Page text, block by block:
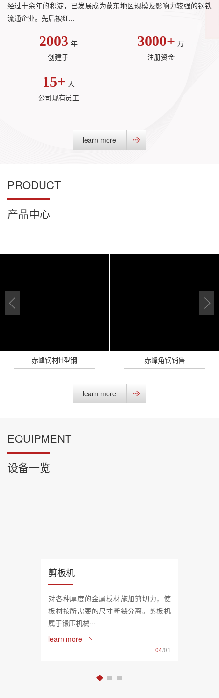
经过十余年的积淀，已发展成为蒙东地区规模及影响力较强的钢铁
流通企业。先后被红...
2003 年
创建于
3000+ 万
注册资金
15+ 人
公司现有员工
learn more
PRODUCT
产品中心
赤峰钢材H型钢 赤峰角钢销售
learn more
EQUIPMENT
设备一览
剪板机
对各种厚度的金属板材施加剪切力，使
板材按所需要的尺寸断裂分离。剪板机
属于锻压机械···
learn more
04/01